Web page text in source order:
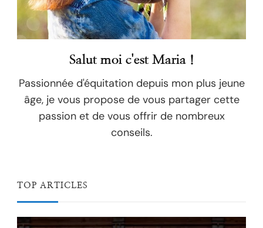
Salut moi c'est Maria !
Passionnée d'équitation depuis mon plus jeune
âge, je vous propose de vous partager cette
passion et de vous offrir de nombreux
conseils.
TOP ARTICLES